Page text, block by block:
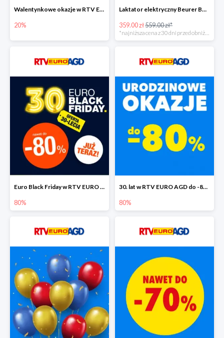
Walentynkowe okazje w RTV EURO AGD do -20%
20%
Laktator elektryczny Beurer BY 70 -35%
359.00 zł559.00 zł*
*najniższa cena z 30 dni przed obniżką
Euro Black Friday w RTV EURO AGD do -80%
80%
30. lat w RTV EURO AGD do -80%
80%